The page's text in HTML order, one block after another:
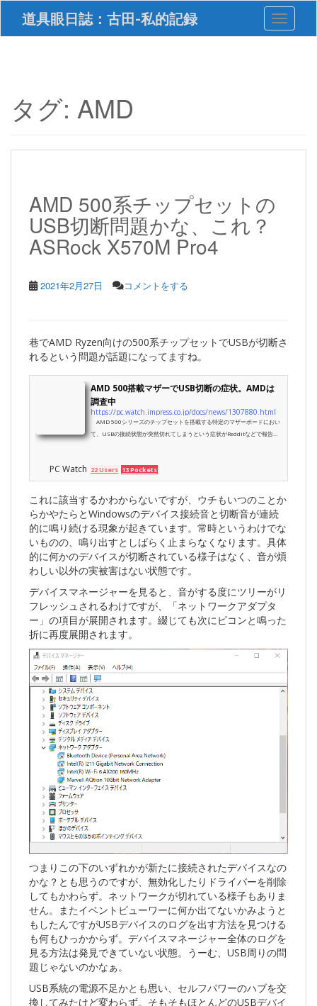
i
道具眼日誌：古田-私的記録 Toggle
タグ: AMD
AMD 500系チップセットの
USB切断問題かな、これ？
ASRock X570M Pro4
2021年2月27日 コメントをする
巷でAMD Ryzen向けの500系チップセットでUSBが切断さ
れるという問題が話題になってますね。
AMD 500搭載マザーでUSB切断の症状。AMDは
調査中
https://pc.watch.impress.co.jp/docs/news/1307880.html
AMD 500シリーズのチップセットを搭載する特定のマザーボードにおい
て、USBの接続状態が突然切れてしまうという症状がRedditなどで報告さ
PC Watch 22 Users 13 Pockets
これに該当するかわからないですが、ウチもいつのことか
らかやたらとWindowsのデバイス接続音と切断音が連続
的に鳴り続ける現象が起きています。常時というわけでな
いものの、鳴り出すとしばらく止まらなくなります。具体
的に何かのデバイスが切断されている様子はなく、音が煩
わしい以外の実被害はない状態です。
デバイスマネージャーを見ると、音がする度にツリーがリ
フレッシュされるわけですが、「ネットワークアダプタ
ー」の項目が展開されます。綴じても次にピコンと鳴った
折に再度展開されます。
つまりこの下のいずれかが新たに接続されたデバイスなの
かな？とも思うのですが、無効化したりドライバーを削除
してもかわらず。ネットワークが切れている様子もありま
せん。またイベントビューワーに何か出てないかみようと
もしたんですがUSBデバイスのログを出す方法を見つける
も何もひっかからず。デバイスマネージャー全体のログを
見る方法は発見できていない状態。うーむ、USB周りの問
題じゃないのかなぁ。
USB系統の電源不足かとも思い、セルフパワーのハブを交
換してみたけど変わらず。そもそもほとんどのUSBデバイ